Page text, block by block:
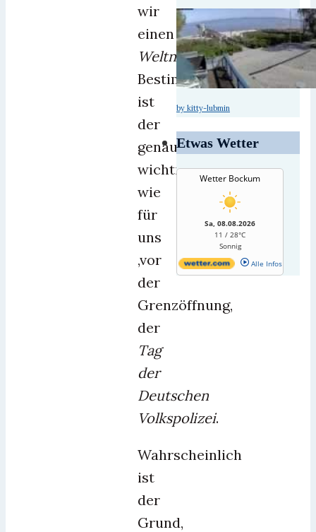
wir
einen
Weltnichtrauchertag?
Bestimmt
ist
der
genauso
wichtig,
wie
für
uns
,vor
der
Grenzöffnung,
der
Tag
der
Deutschen
Volkspolizei.
Wahrscheinlich
ist
der
Grund,
by kitty-lubmin
Etwas Wetter
Wetter Bockum
Sa, 08.08.2026
11 / 28°C
Sonnig
Alle Infos